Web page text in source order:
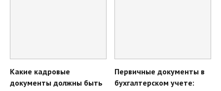
Какие кадровые
документы должны быть
Первичные документы в
бухгалтерском учете:
+7 (499) 653-67-23
Мы на связи ежедневно с 9:00 до 18:00